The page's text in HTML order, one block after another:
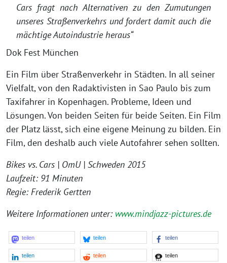
Cars fragt nach Alternativen zu den Zumutungen
unseres Straßenverkehrs und fordert damit auch die
mächtige Autoindustrie heraus“
Dok Fest München
Ein Film über Straßenverkehr in Städten. In all seiner
Vielfalt, von den Radaktivisten in Sao Paulo bis zum
Taxifahrer in Kopenhagen. Probleme, Ideen und
Lösungen. Von beiden Seiten für beide Seiten. Ein Film
der Platz lässt, sich eine eigene Meinung zu bilden. Ein
Film, den deshalb auch viele Autofahrer sehen sollten.
Bikes vs. Cars | OmU | Schweden 2015
Laufzeit: 91 Minuten
Regie: Frederik Gertten
Weitere Informationen unter: www.mindjazz-pictures.de
teilen teilen teilen
teilen teilen teilen